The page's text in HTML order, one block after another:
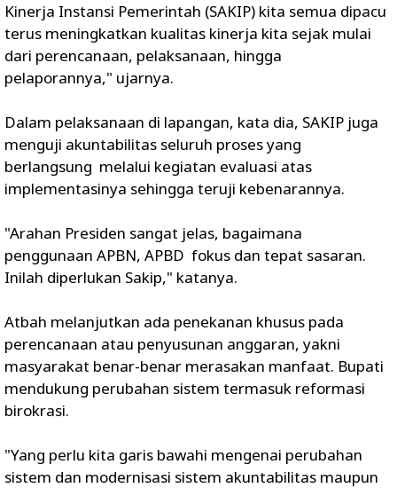
Kinerja Instansi Pemerintah (SAKIP) kita semua dipacu
terus meningkatkan kualitas kinerja kita sejak mulai
dari perencanaan, pelaksanaan, hingga
pelaporannya," ujarnya.
Dalam pelaksanaan di lapangan, kata dia, SAKIP juga
menguji akuntabilitas seluruh proses yang
berlangsung melalui kegiatan evaluasi atas
implementasinya sehingga teruji kebenarannya.
"Arahan Presiden sangat jelas, bagaimana
penggunaan APBN, APBD fokus dan tepat sasaran.
Inilah diperlukan Sakip," katanya.
Atbah melanjutkan ada penekanan khusus pada
perencanaan atau penyusunan anggaran, yakni
masyarakat benar-benar merasakan manfaat. Bupati
mendukung perubahan sistem termasuk reformasi
birokrasi.
"Yang perlu kita garis bawahi mengenai perubahan
sistem dan modernisasi sistem akuntabilitas maupun